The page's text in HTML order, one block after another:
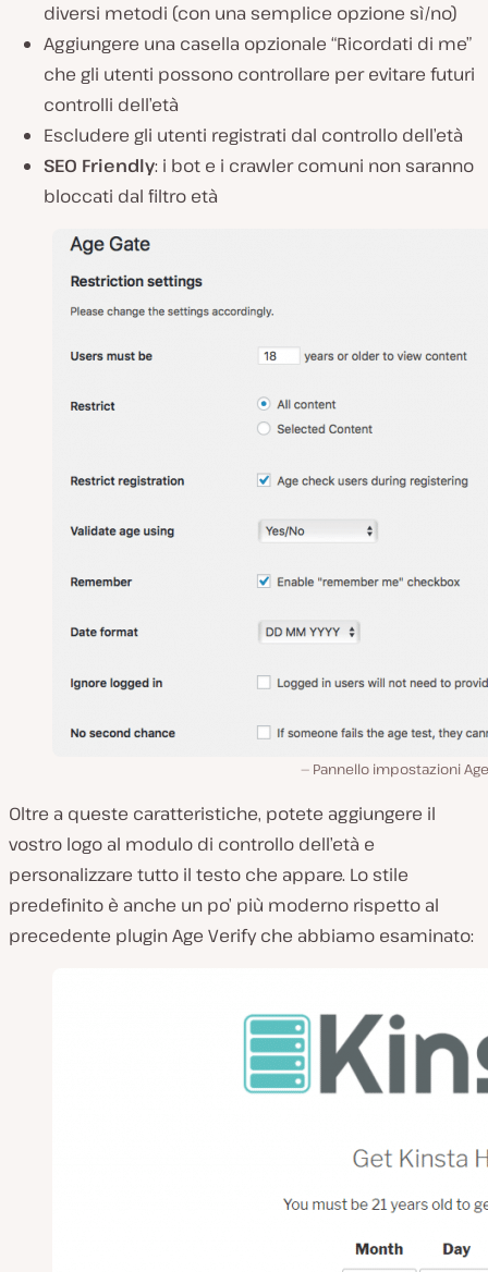
diversi metodi (con una semplice opzione sì/no)
Aggiungere una casella opzionale “Ricordati di me”
che gli utenti possono controllare per evitare futuri
controlli dell’età
Escludere gli utenti registrati dal controllo dell’età
SEO Friendly: i bot e i crawler comuni non saranno
bloccati dal filtro età
Pannello impostazioni
Oltre a queste caratteristiche, potete aggiungere il
vostro logo al modulo di controllo dell’età e
personalizzare tutto il testo che appare. Lo stile
predefinito è anche un po’ più moderno rispetto al
precedente plugin Age Verify che abbiamo esaminato: